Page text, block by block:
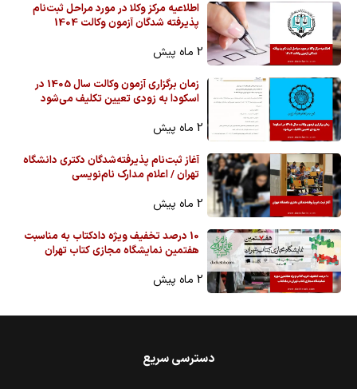
اطلاعیه مرکز وکلا در مورد مراحل ثبت‌نام
پذیرفته شدگان آزمون وکالت 1404
2 ماه پیش
زمان برگزاری آزمون وکالت سال 1405 در
اسکودا به زودی تعیین تکلیف می‌شود
2 ماه پیش
آغاز ثبت‌نام پذیرفته‌شدگان دکتری دانشگاه
تهران / اعلام مدارک نام‌نویسی
2 ماه پیش
10 درصد تخفیف ویژه دادکتاب به مناسبت
هفتمین نمایشگاه مجازی کتاب تهران
2 ماه پیش
دسترسی سریع